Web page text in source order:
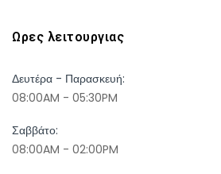
Ωρες λειτουργιας
Δευτέρα - Παρασκευή:
08:00AM - 05:30PM
Σαββάτο:
08:00AM - 02:00PM